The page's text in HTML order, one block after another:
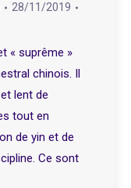
28/11/2019
« suprême »
chinois. Il
lent de
tout en
de yin et de
Ce sont